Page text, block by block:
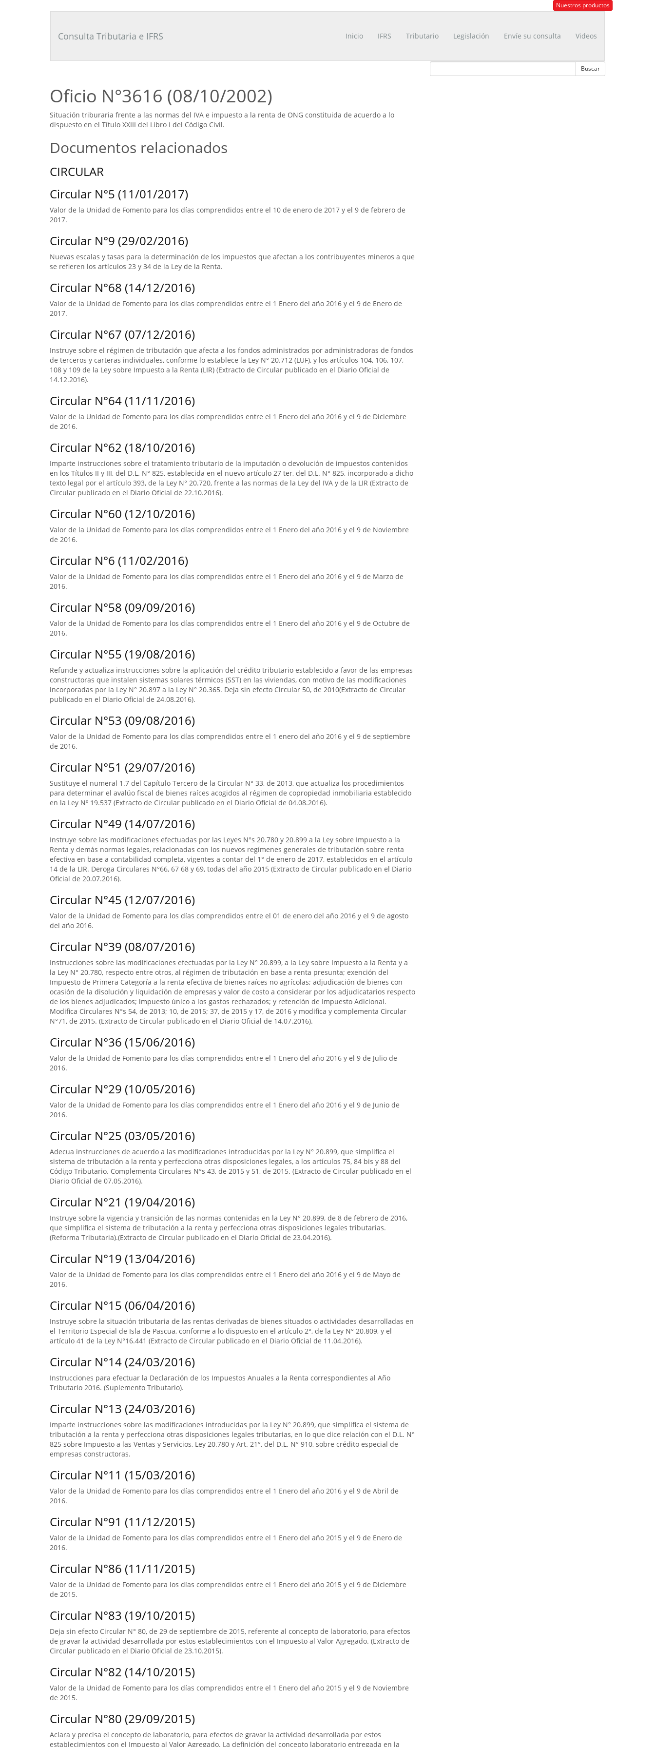
Tributario
Nuestros productos
Consulta Tributaria e IFRS Inicio IFRS Tributario Legislación Envíe su consulta Videos
Oficio N°3616 (08/10/2002)
Situación triburaria frente a las normas del IVA e impuesto a la renta de ONG constituida de acuerdo a lo
dispuesto en el Título XXIII del Libro I del Código Civil.
Documentos relacionados
CIRCULAR
Circular N°5 (11/01/2017)
Valor de la Unidad de Fomento para los días comprendidos entre el 10 de enero de 2017 y el 9 de febrero de
2017.
Circular N°9 (29/02/2016)
Nuevas escalas y tasas para la determinación de los impuestos que afectan a los contribuyentes mineros a que
se refieren los artículos 23 y 34 de la Ley de la Renta.
Circular N°68 (14/12/2016)
Valor de la Unidad de Fomento para los días comprendidos entre el 1 Enero del año 2016 y el 9 de Enero de
2017.
Circular N°67 (07/12/2016)
Instruye sobre el régimen de tributación que afecta a los fondos administrados por administradoras de fondos
de terceros y carteras individuales, conforme lo establece la Ley N° 20.712 (LUF), y los artículos 104, 106, 107,
108 y 109 de la Ley sobre Impuesto a la Renta (LIR) (Extracto de Circular publicado en el Diario Oficial de
14.12.2016).
Circular N°64 (11/11/2016)
Valor de la Unidad de Fomento para los días comprendidos entre el 1 Enero del año 2016 y el 9 de Diciembre
de 2016.
Circular N°62 (18/10/2016)
Imparte instrucciones sobre el tratamiento tributario de la imputación o devolución de impuestos contenidos
en los Títulos II y III, del D.L. N° 825, establecida en el nuevo artículo 27 ter, del D.L. N° 825, incorporado a dicho
texto legal por el artículo 393, de la Ley N° 20.720, frente a las normas de la Ley del IVA y de la LIR (Extracto de
Circular publicado en el Diario Oficial de 22.10.2016).
Circular N°60 (12/10/2016)
Valor de la Unidad de Fomento para los días comprendidos entre el 1 Enero del año 2016 y el 9 de Noviembre
de 2016.
Circular N°6 (11/02/2016)
Valor de la Unidad de Fomento para los días comprendidos entre el 1 Enero del año 2016 y el 9 de Marzo de
2016.
Circular N°58 (09/09/2016)
Valor de la Unidad de Fomento para los días comprendidos entre el 1 Enero del año 2016 y el 9 de Octubre de
2016.
Circular N°55 (19/08/2016)
Refunde y actualiza instrucciones sobre la aplicación del crédito tributario establecido a favor de las empresas
constructoras que instalen sistemas solares térmicos (SST) en las viviendas, con motivo de las modificaciones
incorporadas por la Ley N° 20.897 a la Ley N° 20.365. Deja sin efecto Circular 50, de 2010(Extracto de Circular
publicado en el Diario Oficial de 24.08.2016).
Circular N°53 (09/08/2016)
Valor de la Unidad de Fomento para los días comprendidos entre el 1 enero del año 2016 y el 9 de septiembre
de 2016.
Circular N°51 (29/07/2016)
Sustituye el numeral 1.7 del Capítulo Tercero de la Circular N° 33, de 2013, que actualiza los procedimientos
para determinar el avalúo fiscal de bienes raíces acogidos al régimen de copropiedad inmobiliaria establecido
en la Ley Nº 19.537 (Extracto de Circular publicado en el Diario Oficial de 04.08.2016).
Circular N°49 (14/07/2016)
Instruye sobre las modificaciones efectuadas por las Leyes N°s 20.780 y 20.899 a la Ley sobre Impuesto a la
Renta y demás normas legales, relacionadas con los nuevos regímenes generales de tributación sobre renta
efectiva en base a contabilidad completa, vigentes a contar del 1° de enero de 2017, establecidos en el artículo
14 de la LIR. Deroga Circulares N°66, 67 68 y 69, todas del año 2015 (Extracto de Circular publicado en el Diario
Oficial de 20.07.2016).
Circular N°45 (12/07/2016)
Valor de la Unidad de Fomento para los días comprendidos entre el 01 de enero del año 2016 y el 9 de agosto
del año 2016.
Circular N°39 (08/07/2016)
Instrucciones sobre las modificaciones efectuadas por la Ley N° 20.899, a la Ley sobre Impuesto a la Renta y a
la Ley N° 20.780, respecto entre otros, al régimen de tributación en base a renta presunta; exención del
Impuesto de Primera Categoría a la renta efectiva de bienes raíces no agrícolas; adjudicación de bienes con
ocasión de la disolución y liquidación de empresas y valor de costo a considerar por los adjudicatarios respecto
de los bienes adjudicados; impuesto único a los gastos rechazados; y retención de Impuesto Adicional.
Modifica Circulares N°s 54, de 2013; 10, de 2015; 37, de 2015 y 17, de 2016 y modifica y complementa Circular
N°71, de 2015. (Extracto de Circular publicado en el Diario Oficial de 14.07.2016).
Circular N°36 (15/06/2016)
Valor de la Unidad de Fomento para los días comprendidos entre el 1 Enero del año 2016 y el 9 de Julio de
2016.
Circular N°29 (10/05/2016)
Valor de la Unidad de Fomento para los días comprendidos entre el 1 Enero del año 2016 y el 9 de Junio de
2016.
Circular N°25 (03/05/2016)
Adecua instrucciones de acuerdo a las modificaciones introducidas por la Ley N° 20.899, que simplifica el
sistema de tributación a la renta y perfecciona otras disposiciones legales, a los artículos 75, 84 bis y 88 del
Código Tributario. Complementa Circulares N°s 43, de 2015 y 51, de 2015. (Extracto de Circular publicado en el
Diario Oficial de 07.05.2016).
Circular N°21 (19/04/2016)
Instruye sobre la vigencia y transición de las normas contenidas en la Ley N° 20.899, de 8 de febrero de 2016,
que simplifica el sistema de tributación a la renta y perfecciona otras disposiciones legales tributarias.
(Reforma Tributaria).(Extracto de Circular publicado en el Diario Oficial de 23.04.2016).
Circular N°19 (13/04/2016)
Valor de la Unidad de Fomento para los días comprendidos entre el 1 Enero del año 2016 y el 9 de Mayo de
2016.
Circular N°15 (06/04/2016)
Instruye sobre la situación tributaria de las rentas derivadas de bienes situados o actividades desarrolladas en
el Territorio Especial de Isla de Pascua, conforme a lo dispuesto en el artículo 2°, de la Ley N° 20.809, y el
artículo 41 de la Ley N°16.441 (Extracto de Circular publicado en el Diario Oficial de 11.04.2016).
Circular N°14 (24/03/2016)
Instrucciones para efectuar la Declaración de los Impuestos Anuales a la Renta correspondientes al Año
Tributario 2016. (Suplemento Tributario).
Circular N°13 (24/03/2016)
Imparte instrucciones sobre las modificaciones introducidas por la Ley N° 20.899, que simplifica el sistema de
tributación a la renta y perfecciona otras disposiciones legales tributarias, en lo que dice relación con el D.L. N°
825 sobre Impuesto a las Ventas y Servicios, Ley 20.780 y Art. 21°, del D.L. N° 910, sobre crédito especial de
empresas constructoras.
Circular N°11 (15/03/2016)
Valor de la Unidad de Fomento para los días comprendidos entre el 1 Enero del año 2016 y el 9 de Abril de
2016.
Circular N°91 (11/12/2015)
Valor de la Unidad de Fomento para los días comprendidos entre el 1 Enero del año 2015 y el 9 de Enero de
2016.
Circular N°86 (11/11/2015)
Valor de la Unidad de Fomento para los días comprendidos entre el 1 Enero del año 2015 y el 9 de Diciembre
de 2015.
Circular N°83 (19/10/2015)
Deja sin efecto Circular N° 80, de 29 de septiembre de 2015, referente al concepto de laboratorio, para efectos
de gravar la actividad desarrollada por estos establecimientos con el Impuesto al Valor Agregado. (Extracto de
Circular publicado en el Diario Oficial de 23.10.2015).
Circular N°82 (14/10/2015)
Valor de la Unidad de Fomento para los días comprendidos entre el 1 Enero del año 2015 y el 9 de Noviembre
de 2015.
Circular N°80 (29/09/2015)
Aclara y precisa el concepto de laboratorio, para efectos de gravar la actividad desarrollada por estos
establecimientos con el Impuesto al Valor Agregado. La definición del concepto laboratorio entregada en la